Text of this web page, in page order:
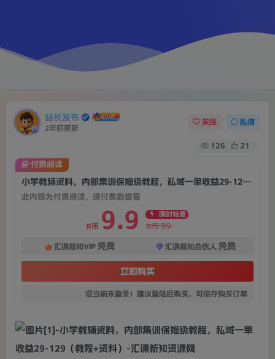
站长发布
2年前更新
关注 私信
126 21
小学教辅资料，内部集训保姆级教程，私域一单收益29-129（教程+资料）
此内容为付费阅读，请付费后查看
R币 9.9
限时特惠
R币 99
汇课新知VIP 免费 汇课新知合伙人 免费
立即购买
您当前未登录！建议登陆后购买，可保存购买订单
付费阅读